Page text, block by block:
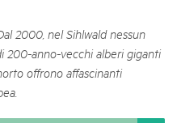
2000, nel Sihlwald nessun
200-anno-vecchi alberi giganti
offrono affascinanti